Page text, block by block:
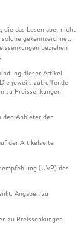
die das Lesen aber nicht
gekennzeichnet.
beziehen
dieser Artikel
jeweils zutreffende
zu Preissenkungen
den Anbieter der
der Artikelseite
(UVP) des
Angaben zu
zu Preissenkungen